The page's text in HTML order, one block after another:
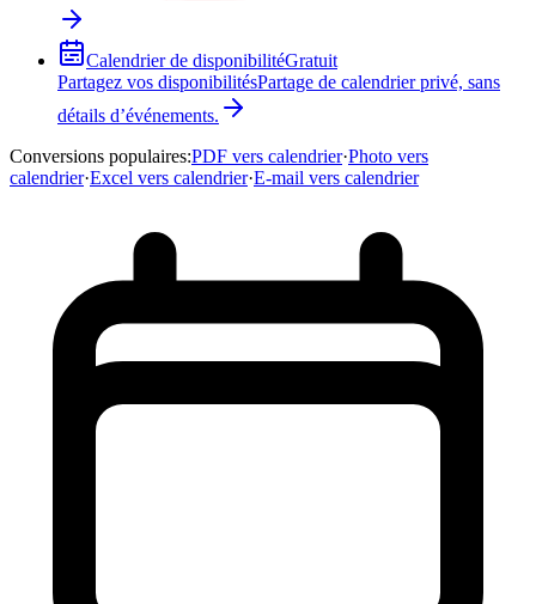
Calendrier de disponibilitéGratuit
Partagez vos disponibilitésPartage de calendrier privé, sans
détails d’événements.
Conversions populaires:PDF vers calendrier·Photo vers
calendrier·Excel vers calendrier·E-mail vers calendrier